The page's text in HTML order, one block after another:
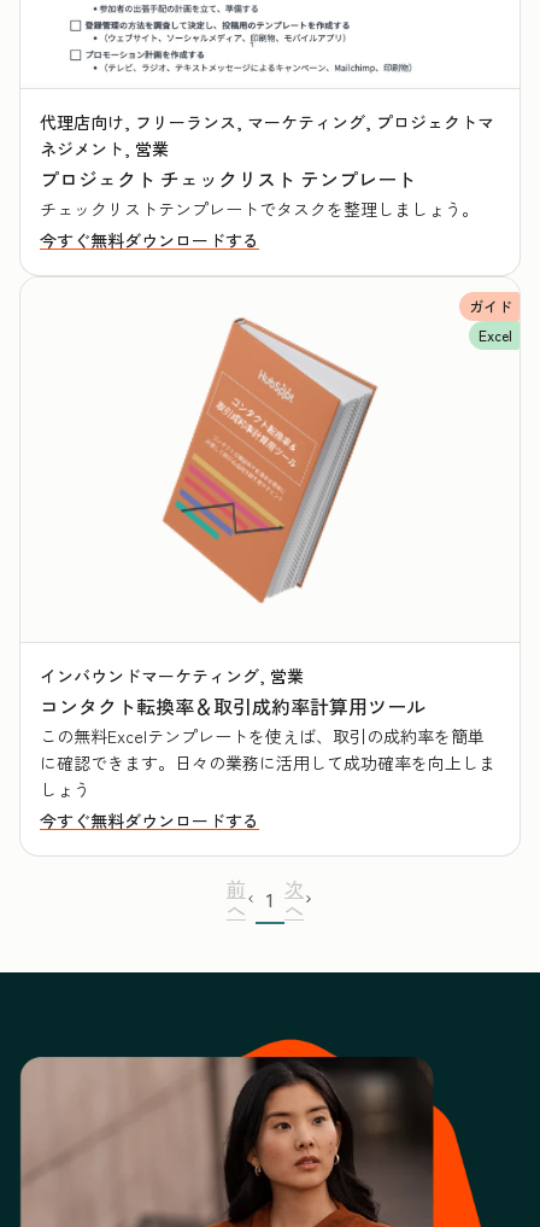
代理店向け, フリーランス, マーケティング, プロジェクトマ
ネジメント, 営業
プロジェクト チェックリスト テンプレート
チェックリストテンプレートでタスクを整理しましょう。
今すぐ無料ダウンロードする
ガイド
Excel
インバウンドマーケティング, 営業
コンタクト転換率＆取引成約率計算用ツール
この無料Excelテンプレートを使えば、取引の成約率を簡単
に確認できます。日々の業務に活用して成功確率を向上しま
しょう
今すぐ無料ダウンロードする
前
へ 1 次
へ